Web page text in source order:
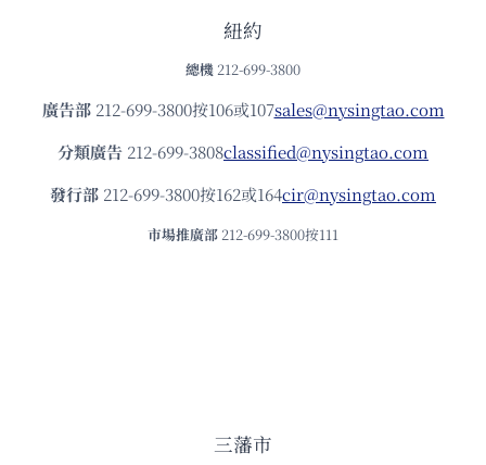
紐約
總機 212-699-3800
廣告部212-699-3800按106或107sales@nysingtao.com
分類廣告 212-699-3808classified@nysingtao.com
發⾏部 212-699-3800按162或164cir@nysingtao.com
市場推廣部 212-699-3800按111
三藩市